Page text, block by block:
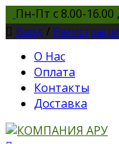
Пн-Пт с 8.00-16.00
Вход /
О Нас
Оплата
Контакты
Доставка